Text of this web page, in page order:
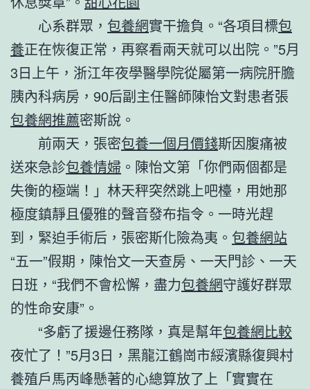
心系群眾， 包養網實干擔負。“各項目標包
養正在恢復正常，再察看兩天就可以出院。”5月
3日上午，浙江年夜學醫學院從屬第一病院肝膽
胰內科病房，90后副主任醫師陳怡文對患者張
包養網推薦密斯說。
前兩天，張密包養一個月價錢斯因腹痛被
送來急診包養情婦 。陳怡文第「你們兩個都是
失衡的極端！」林天秤突然跳上吧檯，用她那
極度鎮靜且優雅的聲音發布指令。一時光趕
到，緊迫手術后，張密斯化險為夷。 包養網站
“五一”假期，陳怡文一天查房、一天門診、一天
日班，“我們不會松懈，盡力包養網守護好群眾
的性命安康”。
“多虧了援邊任務隊，真是幫年包養網比較
夜忙了！”5月3日，黑龍江鶴崗市綏濱縣復興村
養殖戶馬丙峰懸著的心總算放了上「實實在